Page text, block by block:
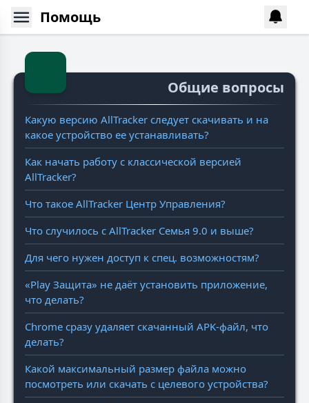
Помощь
Общие вопросы
Какую версию AllTracker следует скачивать и на
какое устройство ее устанавливать?
Как начать работу с классической версией
AllTracker?
Что такое AllTracker Центр Управления?
Что случилось с AllTracker Семья 9.0 и выше?
Для чего нужен доступ к спец. возможностям?
«Play Защита» не даёт установить приложение,
что делать?
Chrome сразу удаляет скачанный APK-файл, что
делать?
Какой максимальный размер файла можно
посмотреть или скачать с целевого устройства?